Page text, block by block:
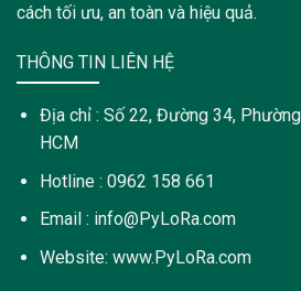
cách tối ưu, an toàn và hiệu quả.
THÔNG TIN LIÊN HỆ
Địa chỉ : Số 22, Đường 34, Phường
HCM
Hotline : 0962 158 661
Email : info@PyLoRa.com
Website: www.PyLoRa.com